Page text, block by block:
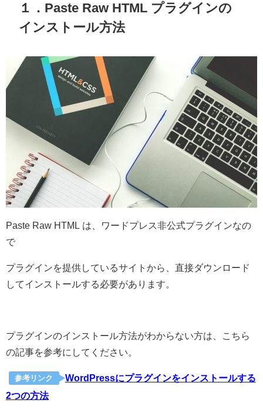
１．Paste Raw HTML プラグインの
インストール方法
Paste Raw HTML は、ワードプレス非公式プラグインなの
で
プラグインを提供しているサイトから、直接ダウンロード
してインストールする必要があります。
プラグインのインストール方法がわからない方は、こちら
の記事を参考にしてください。
参考リンク
WordPressにプラグインをインストールする
2つの方法